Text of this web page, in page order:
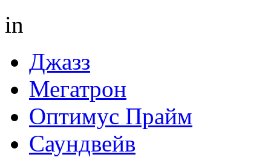
in
Джазз
Мегатрон
Оптимус Прайм
Саундвейв